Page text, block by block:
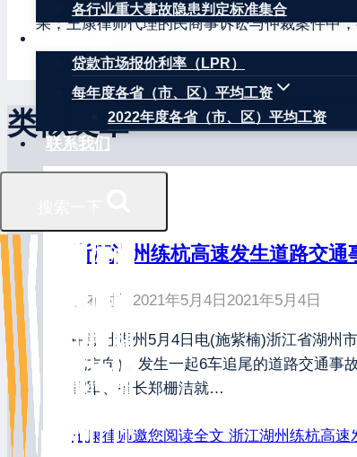
各行业重大事故隐患判定标准集合
贷款市场报价利率（LPR）
每年度各省（市、区）平均工资
2022年度各省（市、区）平均工资
联系我们
果；王康律师代理的民商事诉讼与仲裁案件中
类似文章
浙江湖州练杭高速发生道路交
发布时间 2021年5月4日 2021年5月4日
中新社湖州5月4日电(施紫楠)浙江省湖州
北方向)，发生一起6车追尾的道路交通
家军、省长郑栅洁就…
王康律师邀您阅读全文 浙江湖州练杭高速